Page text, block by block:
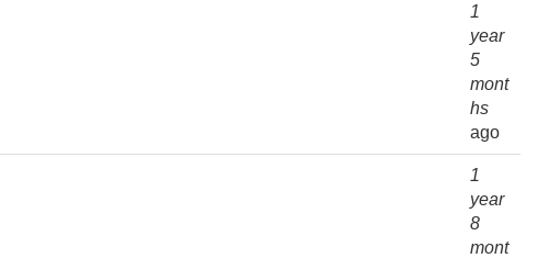
1
year
5
mont
hs
ago
1
year
8
mont